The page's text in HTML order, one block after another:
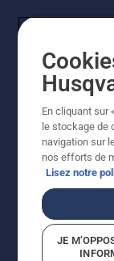
© Husqvarna
indiqués sont
Égalité
En cliquant sur
le stockage de
navigation sur
nos efforts de
Lisez notre
JE